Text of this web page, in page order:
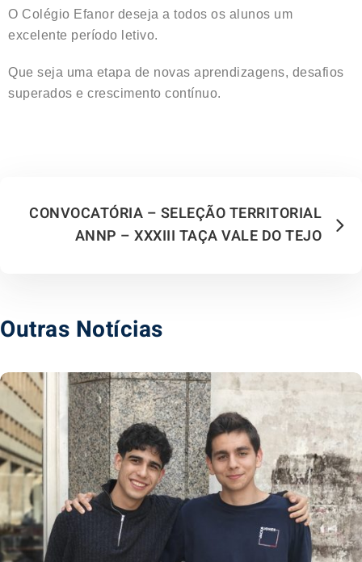
O Colégio Efanor deseja a todos os alunos um
excelente período letivo.
Que seja uma etapa de novas aprendizagens, desafios
superados e crescimento contínuo.
CONVOCATÓRIA – SELEÇÃO TERRITORIAL
ANNP – XXXIII TAÇA VALE DO TEJO
Outras Notícias